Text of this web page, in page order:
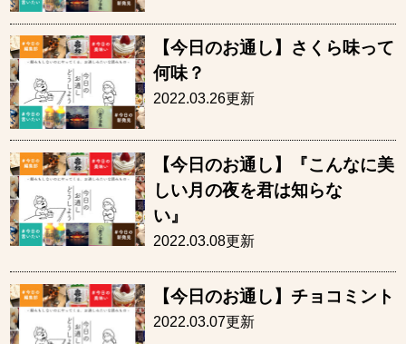
【今日のお通し】さくら味って
何味？
2022.03.26更新
【今日のお通し】『こんなに美
しい月の夜を君は知らな
い
2022.03.08更新
【今日のお通し】チョコミント
2022.03.07更新